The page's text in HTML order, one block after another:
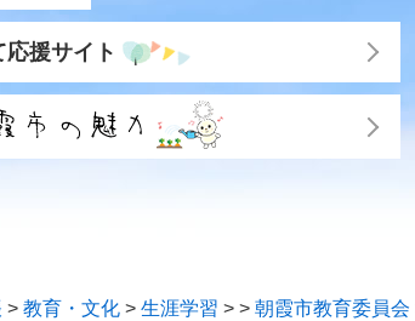
援サイト
> 教育・文化 > 生涯学習 > > 朝霞市教育委員会